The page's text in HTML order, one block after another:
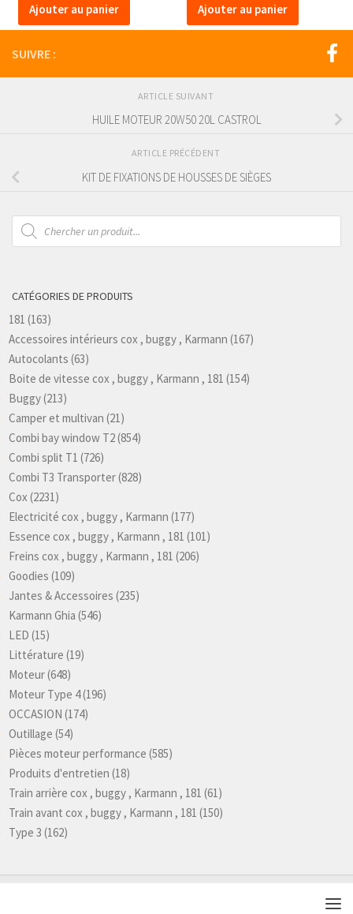
Ajouter au panier Ajouter au panier
SUIVRE :
ARTICLE SUIVANT
HUILE MOTEUR 20W50 20L CASTROL
ARTICLE PRÉCÉDENT
KIT DE FIXATIONS DE HOUSSES DE SIÈGES
Recherche
de
produits
CATÉGORIES DE PRODUITS
181 (163)
Accessoires intérieurs cox , buggy , Karmann (167)
Autocolants (63)
Boite de vitesse cox , buggy , Karmann , 181 (154)
Buggy(213)
Camper et multivan (21)
Combi bay window T2(854)
Combi split T1 (726)
Combi T3 Transporter(828)
Cox(2231)
Electricité cox , buggy , Karmann (177)
Essence cox , buggy , Karmann , 181 (101)
Freins cox , buggy , Karmann , 181 (206)
Goodies (109)
Jantes & Accessoires (235)
Karmann Ghia (546)
LED (15)
Littérature (19)
Moteur(648)
Moteur Type 4(196)
OCCASION (174)
Outillage (54)
Pièces moteur performance (585)
Produits d'entretien (18)
Train arrière cox , buggy , Karmann , 181 (61)
Train avant cox , buggy , Karmann , 181 (150)
Type 3 (162)